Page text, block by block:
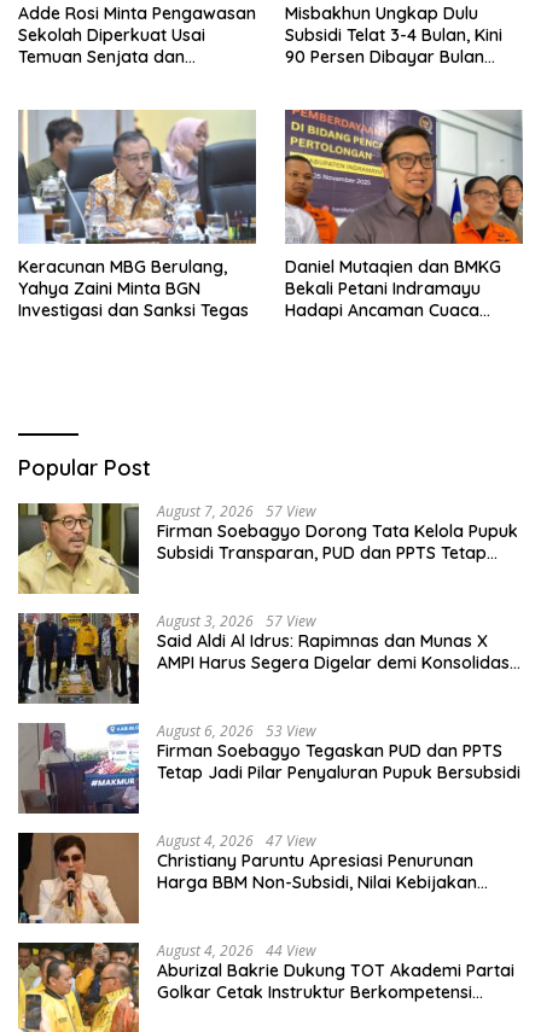
Adde Rosi Minta Pengawasan
Sekolah Diperkuat Usai
Temuan Senjata dan
Misbakhun Ungkap Dulu
Subsidi Telat 3-4 Bulan, Kini
90 Persen Dibayar Bulan
Keracunan MBG Berulang,
Yahya Zaini Minta BGN
Investigasi dan Sanksi Tegas
Daniel Mutaqien dan BMKG
Bekali Petani Indramayu
Hadapi Ancaman Cuaca
Popular Post
August 7, 2026 57 View
Firman Soebagyo Dorong Tata Kelola Pupuk
Subsidi Transparan, PUD dan PPTS Tetap
August 3, 2026 57 View
Said Aldi Al Idrus: Rapimnas dan Munas X
AMPI Harus Segera Digelar demi Konsolidasi
August 6, 2026 53 View
Firman Soebagyo Tegaskan PUD dan PPTS
Tetap Jadi Pilar Penyaluran Pupuk Bersubsidi
August 4, 2026 47 View
Christiany Paruntu Apresiasi Penurunan
Harga BBM Non-Subsidi, Nilai Kebijakan
August 4, 2026 44 View
Aburizal Bakrie Dukung TOT Akademi Partai
Golkar Cetak Instruktur Berkompetensi